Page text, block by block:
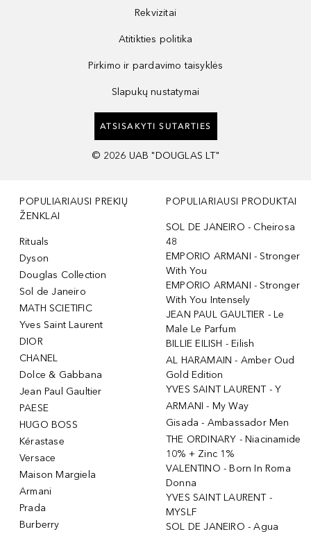
Rekvizitai
Atitikties politika
Pirkimo ir pardavimo taisyklės
Slapukų nustatymai
ATSISAKYTI SUTARTIES
© 2026 UAB "DOUGLAS LT"
POPULIARIAUSI PREKIŲ
ŽENKLAI
Rituals
Dyson
Douglas Collection
Sol de Janeiro
MATH SCIETIFIC
Yves Saint Laurent
DIOR
CHANEL
Dolce & Gabbana
Jean Paul Gaultier
PAESE
HUGO BOSS
Kérastase
Versace
Maison Margiela
Armani
Prada
Burberry
POPULIARIAUSI PRODUKTAI
SOL DE JANEIRO - Cheirosa
48
EMPORIO ARMANI - Stronger
With You
EMPORIO ARMANI - Stronger
With You Intensely
JEAN PAUL GAULTIER - Le
Male Le Parfum
BILLIE EILISH - Eilish
AL HARAMAIN - Amber Oud
Gold Edition
YVES SAINT LAURENT - Y
ARMANI - My Way
Gisada - Ambassador Men
THE ORDINARY - Niacinamide
10% + Zinc 1%
VALENTINO - Born In Roma
Donna
YVES SAINT LAURENT -
MYSLF
SOL DE JANEIRO - Agua